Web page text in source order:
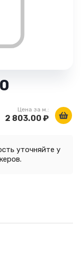
Цена за м.:
2 803.00 ₽
уточняйте у